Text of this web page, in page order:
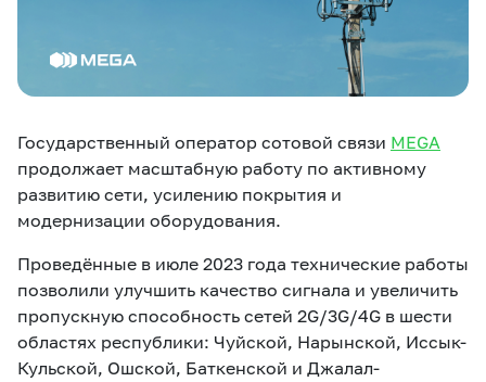
Соц.сети
Звонки и SMS Подбор номера Доставка SIM
О нас Новости Работа в MEGA
покрытие
Сервисы
Государственный оператор сотовой связи MEGA
продолжает масштабную работу по активному
развитию сети, усилению покрытия и
модернизации оборудования.
Проведённые в июле 2023 года технические работы
позволили улучшить качество сигнала и увеличить
пропускную способность сетей 2G/3G/4G в ­­­­­­­шести
областях республики: Чуйской, Нарынской, Иссык-
Кульской, Ошской, Баткенской и Джалал-